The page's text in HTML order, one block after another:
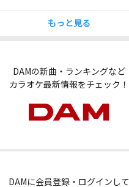
もっと見る
DAMの新曲・ランキングなど
カラオケ最新情報をチェック！
DAMに会員登録・ログインして